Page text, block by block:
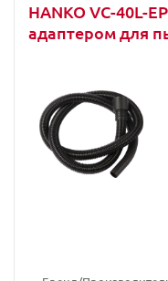
HANKO VC-40L-
адаптером для